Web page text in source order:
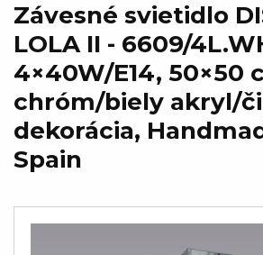
Závesné svietidlo
LOLA II - 6609/
4×40W/E14, 50×50
chróm/biely akryl/
dekorácia,
Spain